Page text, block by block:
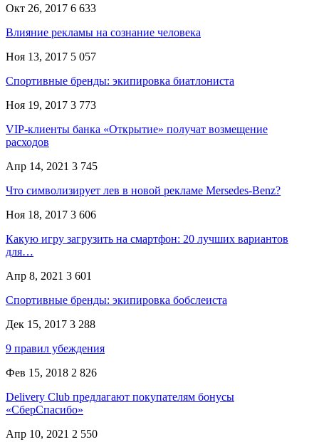
Окт 26, 2017 6 633
Влияние рекламы на сознание человека
Ноя 13, 2017 5 057
Спортивные бренды: экипировка биатлониста
Ноя 19, 2017 3 773
VIP-клиенты банка «Открытие» получат возмещение
расходов
Апр 14, 2021 3 745
Что символизирует лев в новой рекламе Mersedes-Benz?
Ноя 18, 2017 3 606
Какую игру загрузить на смартфон: 20 лучших вариантов
для…
Апр 8, 2021 3 601
Спортивные бренды: экипировка бобслеиста
Дек 15, 2017 3 288
9 правил убеждения
Фев 15, 2018 2 826
Delivery Club предлагают покупателям бонусы
«СберСпасибо»
Апр 10, 2021 2 550